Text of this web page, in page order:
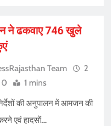
ने ढकवाए 746 खुले
Team
2
0 1 mins
की अनुपालन में आमजन की
एवं हादसों…